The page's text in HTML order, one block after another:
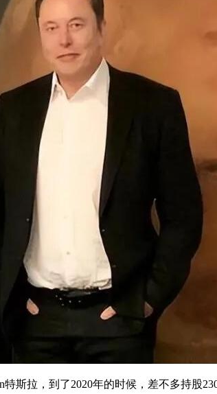
斯拉，到了2020年的时候，差不多持股230